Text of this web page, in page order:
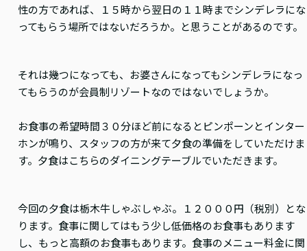
性の方であれば、１５時から翌日の１１時までシンデレラにな
ってもらう場所ではないだろうか。と思うことがあるのです。
それは幾つになっても、お婆さんになってもシンデレラになっ
てもらうのが会員制リゾートなのではないでしょうか。
お食事の希望時間３０分ほど前になるとピンポーンとインター
ホンが鳴り、スタッフの方が来て夕食の準備をしていただけま
す。夕食はこちらのダイニングテーブルでいただきます。
今回の夕食は栃木牛しゃぶしゃぶ。１２０００円（税別）とな
ります。食事に関してはもう少し低価格のお食事もあります
し、もっと高額のお食事もあります。食事のメニュー料金に関